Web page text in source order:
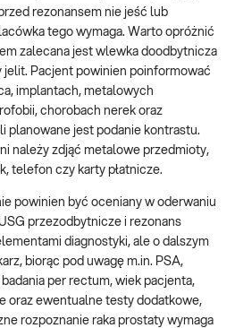
rezonansem nie jeść lub
tego wymaga. Warto opróżnić
zalecana jest wlewka doodbytnicza
jelit. Pacjent powinien poinformować
implantach, metalowych
chorobach nerek oraz
planowane jest podanie kontrastu.
należy zdjąć metalowe przedmioty,
telefon czy karty płatnicze.
powinien być oceniany w oderwaniu
przezodbytnicze i rezonans
diagnostyki, ale o dalszym
biorąc pod uwagę m.in. PSA,
per rectum, wiek pacjenta,
oraz ewentualne testy dodatkowe,
rozpoznanie raka prostaty wymaga